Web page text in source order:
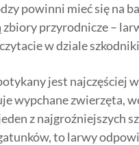
powinni mieć się na
przyrodnicze –
w dziale
jest najczęściej
wypchane zwierzęta,
z najgroźniejszych
to larwy